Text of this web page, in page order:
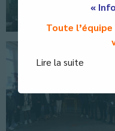
«
Toute
Lire la suite